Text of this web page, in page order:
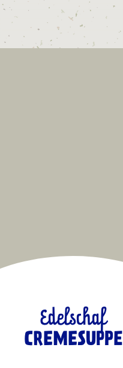
Edelschaf
CREMESUPPE